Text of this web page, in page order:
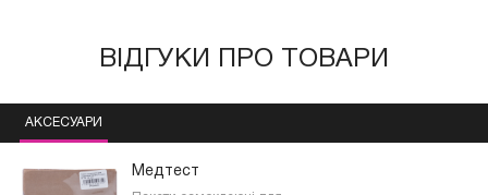
ВІДГУКИ ПРО ТОВАРИ
АКСЕСУАРИ
Медтест